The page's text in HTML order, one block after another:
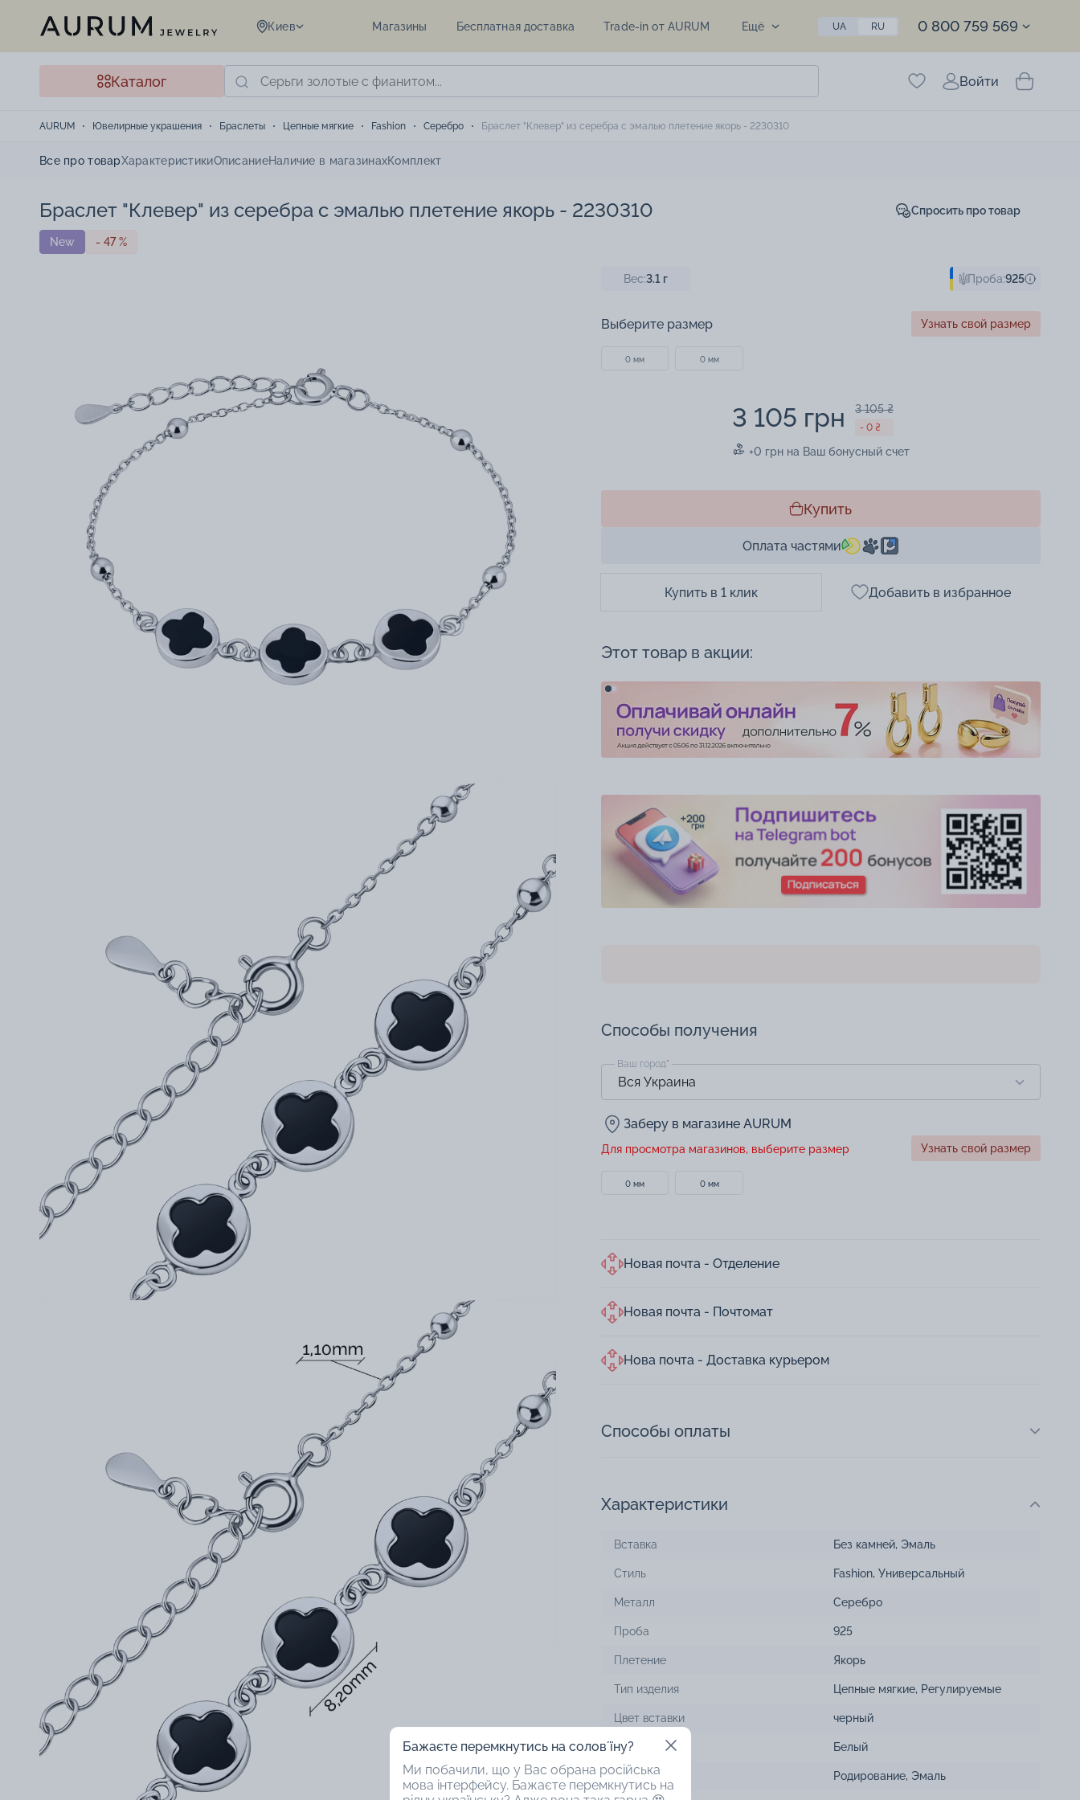
Киев Магазины Бесплатная доставка Trade-in от AURUM Ещё UA RU 0 800 759 569
Каталог Войти
AURUM Ювелирные украшения Браслеты Цепные мягкие Fashion Серебро Браслет "Клевер" из серебра с эмалью плетение якорь - 2230310
Все про товарХарактеристикиОписаниеНаличие в магазинахКомплект
Браслет "Клевер" из серебра с эмалью плетение якорь - 2230310
New - 47 %
Спросить про товар
Вес:3.1 г Проба:925
Выберите размер Узнать свой размер
0 мм 0 мм
3 105 грн 3 105 ₴
- 0 ₴
+0 грн на Ваш бонусный счет
Купить
Оплата частями
Купить в 1 клик Добавить в избранное
Этот товар в акции:
Способы получения
Ваш город*
Заберу в магазине AURUM
Для просмотра магазинов, выберите размер Узнать свой размер
0 мм 0 мм
Новая почта - Отделение
Новая почта - Почтомат
Нова почта - Доставка курьером
Способы оплаты
Характеристики
Вставка Без камней, Эмаль
Стиль Fashion, Универсальный
Металл Серебро
Проба 925
Плетение Якорь
Тип изделия Цепные мягкие, Регулируемые
Цвет вставки черный
Цвет металла Белый
Покрытие Родирование, Эмаль
Бажаєте перемкнутись на соловʼїну?
Ми побачили, що у Вас обрана російська
мова інтерфейсу. Бажаєте перемкнутись на